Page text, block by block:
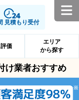
見積もり受付
価
エリア
から探す
け業者おすすめ